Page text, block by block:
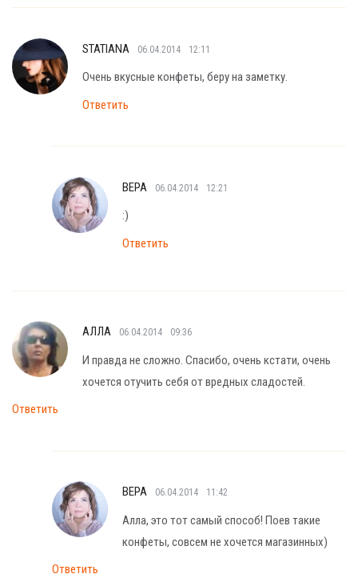
STATIANA 06.04.2014 12:11
Очень вкусные конфеты, беру на заметку.
Ответить
ВЕРА 06.04.2014 12:21
:)
Ответить
АЛЛА 06.04.2014 09:36
И правда не сложно. Спасибо, очень кстати, очень
хочется отучить себя от вредных сладостей.
Ответить
ВЕРА 06.04.2014 11:42
Алла, это тот самый способ! Поев такие
конфеты, совсем не хочется магазинных)
Ответить